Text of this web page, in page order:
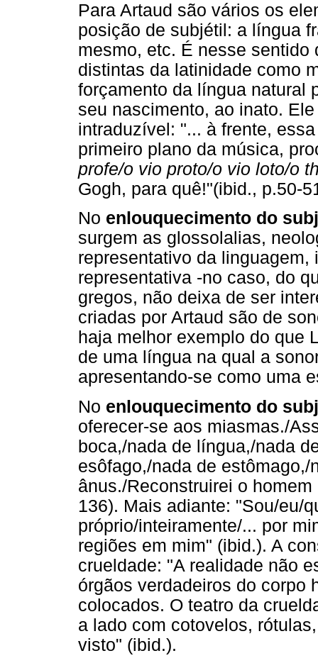
Para Artaud são vários os
posição de subjétil: a língua
mesmo, etc. É nesse
distintas da latinidade como
forçamento da língua natural
seu nascimento, ao inato.
intraduzível: "... à frente,
primeiro plano da música,
profe/o vio proto/o vio loto/o
Gogh, para quê!"(ibid., p.50-
No enlouquecimento do
surgem as glossolalias,
representativo da linguagem,
representativa -no caso, do
gregos, não deixa de ser
criadas por Artaud são de
haja melhor exemplo do que
de uma língua na qual a
apresentando-se como uma
No enlouquecimento do
oferecer-se aos miasmas./
boca,/nada de língua,/nada
esôfago,/nada de
ânus./Reconstruirei o
136). Mais adiante: "Sou/eu/
próprio/inteiramente/... por
regiões em mim" (ibid.). A
crueldade: "A realidade não
órgãos verdadeiros do corpo
colocados. O teatro da
a lado com cotovelos,
visto" (ibid.).